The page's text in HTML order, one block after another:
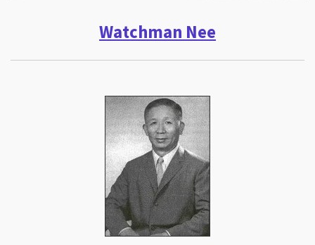
Watchman Nee